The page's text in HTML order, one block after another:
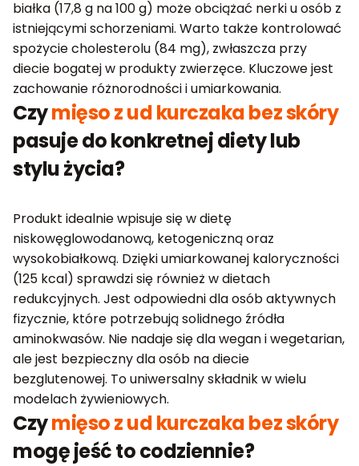
białka (17,8 g na 100 g) może obciążać nerki u osób z
istniejącymi schorzeniami. Warto także kontrolować
spożycie cholesterolu (84 mg), zwłaszcza przy
diecie bogatej w produkty zwierzęce. Kluczowe jest
zachowanie różnorodności i umiarkowania.
Czymięso z ud kurczaka bez skóry
pasuje do konkretnej diety lub
stylu życia?
Produkt idealnie wpisuje się w dietę
niskowęglowodanową, ketogeniczną oraz
wysokobiałkową. Dzięki umiarkowanej kaloryczności
(125 kcal) sprawdzi się również w dietach
redukcyjnych. Jest odpowiedni dla osób aktywnych
fizycznie, które potrzebują solidnego źródła
aminokwasów. Nie nadaje się dla wegan i wegetarian,
ale jest bezpieczny dla osób na diecie
bezglutenowej. To uniwersalny składnik w wielu
modelach żywieniowych.
Czymięso z ud kurczaka bez skóry
mogę jeść to codziennie?